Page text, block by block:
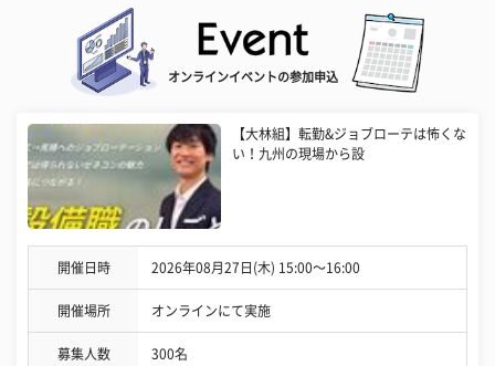
オンラインイベントの参加申込
【大林組】転勤&ジョブローテは怖くな
い！九州の現場から設
開催日時 2026年08月27日(木) 15:00〜16:00
開催場所 オンラインにて実施
募集人数 300名